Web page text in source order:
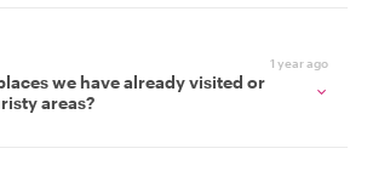
1 year ago
we have already visited or
areas?